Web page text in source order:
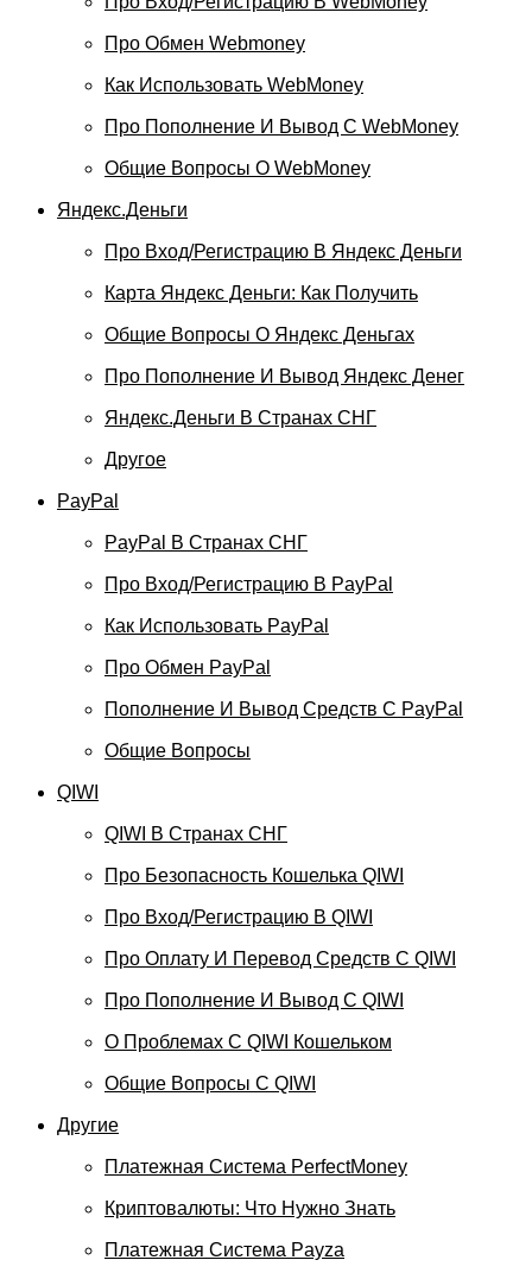
Про Обмен Webmoney
Как Использовать WebMoney
Про Пополнение И Вывод С WebMoney
Общие Вопросы О WebMoney
Яндекс.Деньги
Про Вход/регистрацию В Яндекс Деньги
Карта Яндекс Деньги: Как Получить
Общие Вопросы О Яндекс Деньгах
Про Пополнение И Вывод Яндекс Денег
Яндекс.Деньги В Странах СНГ
Другое
PayPal
PayPal В Странах СНГ
Про Вход/регистрацию В PayPal
Как Использовать PayPal
Про Обмен PayPal
Пополнение И Вывод Средств С PayPal
Общие Вопросы
QIWI
QIWI В Странах СНГ
Про Безопасность Кошелька QIWI
Про Вход/регистрацию В QIWI
Про Оплату И Перевод Средств C QIWI
Про Пополнение И Вывод С QIWI
О Проблемах С QIWI Кошельком
Общие Вопросы С QIWI
Другие
Платежная Система PerfectMoney
Криптовалюты: Что Нужно Знать
Платежная Система Payza